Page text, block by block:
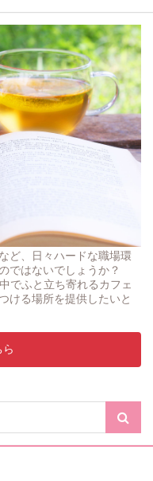
ど、日々ハードな職場環
ではないでしょうか？
でふと立ち寄れるカフェ
ける場所を提供したいと